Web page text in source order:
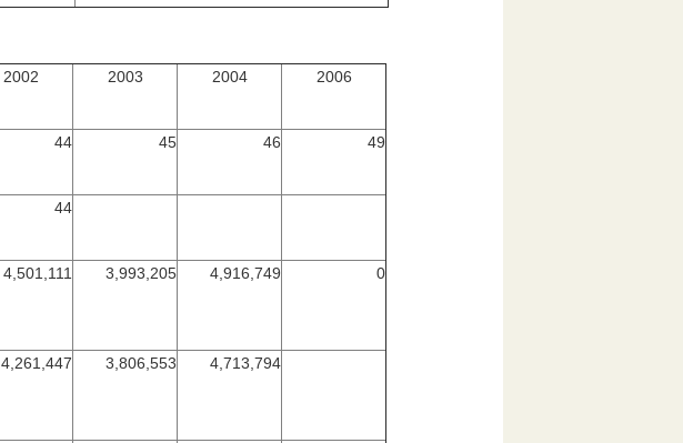
2002 2003 2004 2006
44 45 46 49
44
4,501,111 3,993,205 4,916,749 0
4,261,447 3,806,553 4,713,794